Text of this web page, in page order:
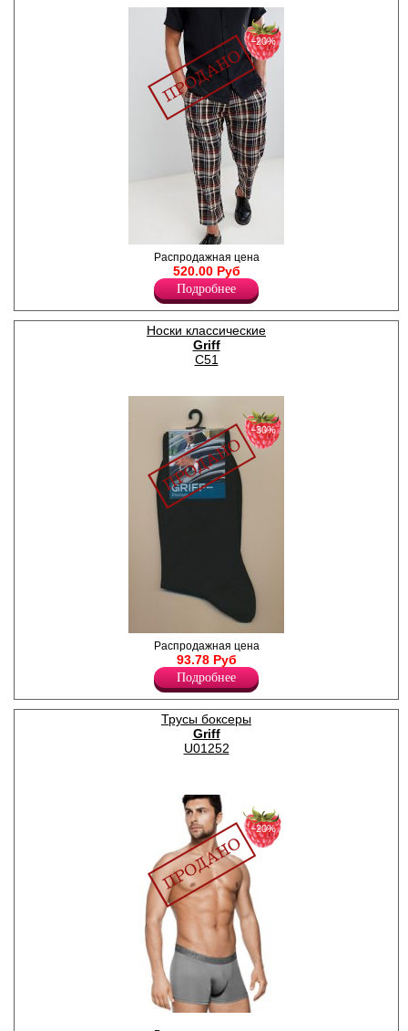
Брюки мужские прямые на
вшивной резинке со
шнурком по поясу, по всему
полотну цветной принт "в
клетку". (Принт данной
модели представлен на
фото №2)
Полиэстер 20%
−20%
Распродажная цена
520.00 Руб
Подробнее
Носки классические
Griff
С51
Носки мужские классические
из модала, усиленные пятка
и мысок.
Полиамид 25%
Модал 75%
−30%
Распродажная цена
93.78 Руб
Подробнее
Трусы боксеры
Griff
U01252
−20%